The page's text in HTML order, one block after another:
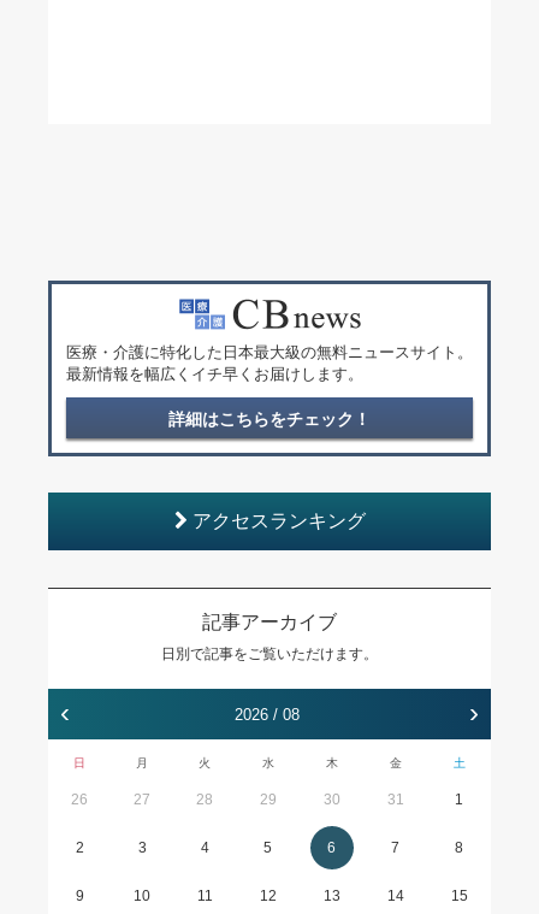
医療・介護に特化した日本最大級の無料ニュースサイト。
最新情報を幅広くイチ早くお届けします。
詳細はこちらをチェック！
アクセスランキング
記事アーカイブ
日別で記事をご覧いただけます。
‹ 2026 / 08 ›
日 月 火 水 木 金 土
26 27 28 29 30 31 1
2 3 4 5 6 7 8
9 10 11 12 13 14 15